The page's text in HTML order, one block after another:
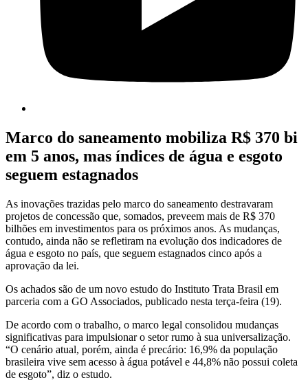
Marco do saneamento mobiliza R$ 370 bi
em 5 anos, mas índices de água e esgoto
seguem estagnados
As inovações trazidas pelo marco do saneamento destravaram
projetos de concessão que, somados, preveem mais de R$ 370
bilhões em investimentos para os próximos anos. As mudanças,
contudo, ainda não se refletiram na evolução dos indicadores de
água e esgoto no país, que seguem estagnados cinco após a
aprovação da lei.
Os achados são de um novo estudo do Instituto Trata Brasil em
parceria com a GO Associados, publicado nesta terça-feira (19).
De acordo com o trabalho, o marco legal consolidou mudanças
significativas para impulsionar o setor rumo à sua universalização.
“O cenário atual, porém, ainda é precário: 16,9% da população
brasileira vive sem acesso à água potável e 44,8% não possui coleta
de esgoto”, diz o estudo.